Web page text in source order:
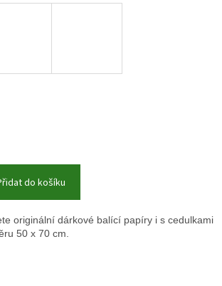
do košíku
originální dárkové balící papíry i s cedulkami
50 x 70 cm.